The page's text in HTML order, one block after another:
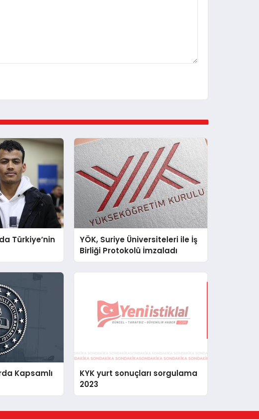
Türkiye’nin
YÖK, Suriye Üniversiteleri ile İş
Birliği Protokolü İmzaladı
Kapsamlı
KYK yurt sonuçları sorgulama
2023